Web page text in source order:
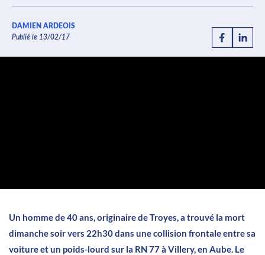
DAMIEN ARDEOIS
Publié le 13/02/17
Un homme de 40 ans, originaire de Troyes, a trouvé la mort
dimanche soir vers 22h30 dans une collision frontale entre sa
voiture et un poids-lourd sur la RN 77 à Villery, en Aube. Le